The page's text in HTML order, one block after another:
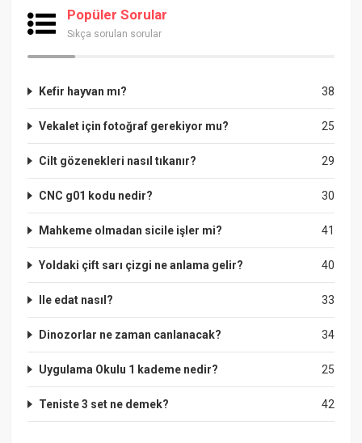
Popüler Sorular
Sıkça sorulan sorular
38
Kefir hayvan mı?
25
Vekalet için fotoğraf gerekiyor mu?
29
Cilt gözenekleri nasıl tıkanır?
30
CNC g01 kodu nedir?
41
Mahkeme olmadan sicile işler mi?
40
Yoldaki çift sarı çizgi ne anlama gelir?
33
Ile edat nasıl?
34
Dinozorlar ne zaman canlanacak?
25
Uygulama Okulu 1 kademe nedir?
42
Teniste 3 set ne demek?